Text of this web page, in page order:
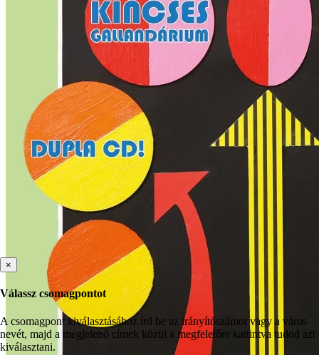
×
Válassz csomagpontot
A csomagpont kiválasztásához írd be az irányítószámot vagy a város
nevét, majd a megjelenő címek közül a megfelelőre kattintva tudod azt
kiválasztani.